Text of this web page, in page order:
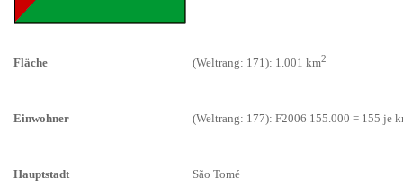
Fläche (Weltrang: 171): 1.001 km2
Einwohner (Weltrang: 177): F2006 155.000 = 155 je
Hauptstadt São Tomé